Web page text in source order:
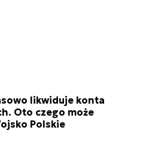
likwiduje konta
Oto czego może
Polskie